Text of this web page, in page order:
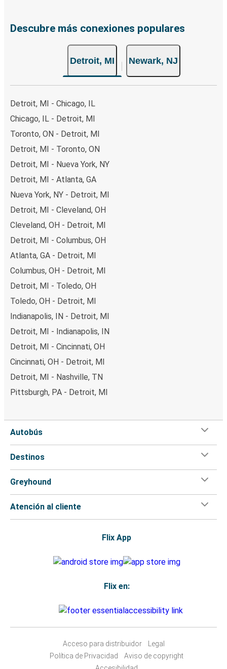
Descubre más conexiones populares
Detroit, MI Newark, NJ
Detroit, MI - Chicago, IL
Chicago, IL - Detroit, MI
Toronto, ON - Detroit, MI
Detroit, MI - Toronto, ON
Detroit, MI - Nueva York, NY
Detroit, MI - Atlanta, GA
Nueva York, NY - Detroit, MI
Detroit, MI - Cleveland, OH
Cleveland, OH - Detroit, MI
Detroit, MI - Columbus, OH
Atlanta, GA - Detroit, MI
Columbus, OH - Detroit, MI
Detroit, MI - Toledo, OH
Toledo, OH - Detroit, MI
Indianapolis, IN - Detroit, MI
Detroit, MI - Indianapolis, IN
Detroit, MI - Cincinnati, OH
Cincinnati, OH - Detroit, MI
Detroit, MI - Nashville, TN
Pittsburgh, PA - Detroit, MI
Autobús
Destinos
Greyhound
Atención al cliente
Flix App
Flix en:
Acceso para distribuidor
Legal
Política de Privacidad
Aviso de copyright